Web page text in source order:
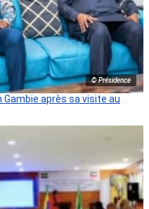
© Présidence
Gambie après sa visite au